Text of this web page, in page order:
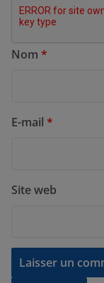
Nom *
E-mail *
Site web